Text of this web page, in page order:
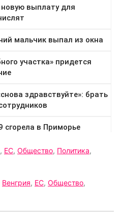
, ЕС, Общество, Политика,
Венгрия, ЕС, Общество,